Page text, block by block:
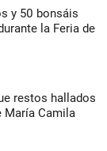
y 50 bonsáis
la Feria de
restos hallados
María Camila